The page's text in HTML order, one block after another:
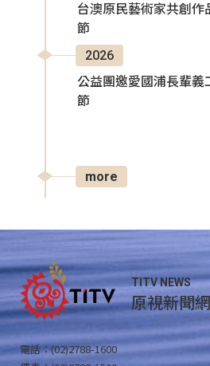
台澳原民藝術家共創作
節
2026
公益團邀愛國浦長輩義
節
more
TITV NEWS
原視新聞網
電話：(02)2788-1600